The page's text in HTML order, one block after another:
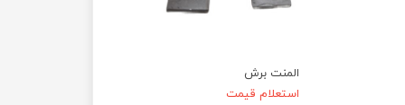
المنت برش
استعلام قیمت